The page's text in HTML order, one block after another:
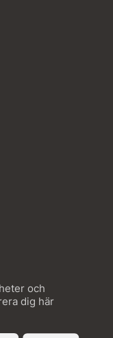
och
dig här